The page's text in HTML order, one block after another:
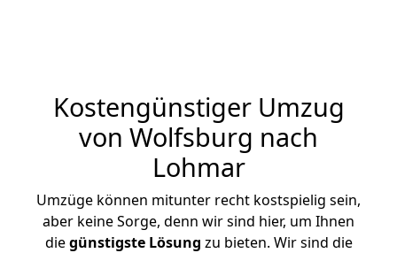
Kostengünstiger Umzug
von Wolfsburg nach
Lohmar
Umzüge können mitunter recht kostspielig sein,
aber keine Sorge, denn wir sind hier, um Ihnen
diegünstigste Lösung zu bieten. Wir sind die